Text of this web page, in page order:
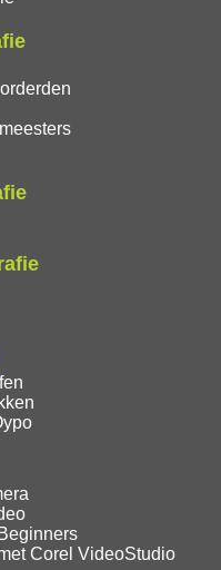
Corel VideoStudio